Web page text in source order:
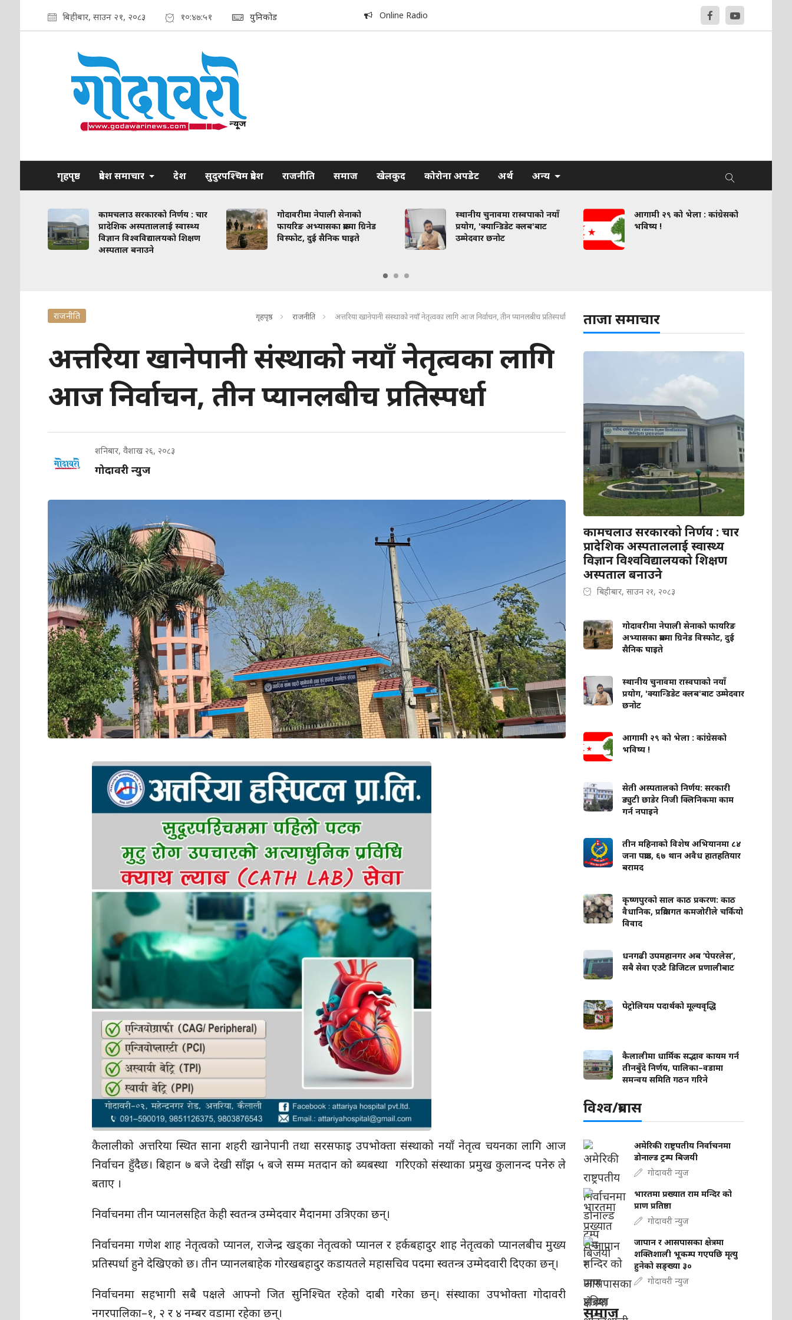
बिहीबार, साउन २१, २०८३ १०:४७:५२ युनिकोड Online Radio
गृहपृष्ठ प्रदेश समाचार देश सुदुरपश्चिम प्रदेश राजनीति समाज खेलकुद कोरोना अपडेट अर्थ अन्य
कामचलाउ सरकारको निर्णय : चार
प्रादेशिक अस्पताललाई स्वास्थ्य
विज्ञान विश्वविद्यालयको शिक्षण
अस्पताल बनाउने
गोदावरीमा नेपाली सेनाको
फायरिङ अभ्यासका क्रममा ग्रिनेड
विस्फोट, दुई सैनिक घाइते
स्थानीय चुनावमा रास्वपाको नयाँ
प्रयोग, 'क्यान्डिडेट क्लब'बाट
उम्मेदवार छनोट
आगामी २९ को भेला : कांग्रेसको
भविष्य !
राजनीति गृहपृष्ठ राजनीति अत्तरिया खानेपानी संस्थाको नयाँ नेतृत्वका लागि आज निर्वाचन, तीन प्यानलबीच प्रतिस्पर्धा
अत्तरिया खानेपानी संस्थाको नयाँ नेतृत्वका लागि
आज निर्वाचन, तीन प्यानलबीच प्रतिस्पर्धा
शनिबार, वैशाख २६, २०८३
गोदावरी न्युज
कैलालीको अत्तरिया स्थित साना शहरी खानेपानी तथा सरसफाइ उपभोक्ता संस्थाको नयाँ नेतृत्व चयनका लागि आज
निर्वाचन हुँदैछ। बिहान ७ बजे देखी साँझ ५ बजे सम्म मतदान को ब्यबस्था गरिएको संस्थाका प्रमुख कुलानन्द पनेरु ले
बताए ।
निर्वाचनमा तीन प्यानलसहित केही स्वतन्त्र उम्मेदवार मैदानमा उत्रिएका छन्।
निर्वाचनमा गणेश शाह नेतृत्वको प्यानल, राजेन्द्र खड्का नेतृत्वको प्यानल र हर्कबहादुर शाह नेतृत्वको प्यानलबीच मुख्य
प्रतिस्पर्धा हुने देखिएको छ। तीन प्यानलबाहेक गोरखबहादुर कडायतले महासचिव पदमा स्वतन्त्र उम्मेदवारी दिएका छन्।
निर्वाचनमा सहभागी सबै पक्षले आफ्नो जित सुनिश्चित रहेको दाबी गरेका छन्। संस्थाका उपभोक्ता गोदावरी
नगरपालिका–१, २ र ४ नम्बर वडामा रहेका छन्।
ताजा समाचार
कामचलाउ सरकारको निर्णय : चार
प्रादेशिक अस्पताललाई स्वास्थ्य
विज्ञान विश्वविद्यालयको शिक्षण
अस्पताल बनाउने
बिहीबार, साउन २१, २०८३
गोदावरीमा नेपाली सेनाको फायरिङ
अभ्यासका क्रममा ग्रिनेड विस्फोट, दुई
सैनिक घाइते
स्थानीय चुनावमा रास्वपाको नयाँ
प्रयोग, 'क्यान्डिडेट क्लब'बाट उम्मेदवार
छनोट
आगामी २९ को भेला : कांग्रेसको
भविष्य !
सेती अस्पतालको निर्णय: सरकारी
ड्युटी छाडेर निजी क्लिनिकमा काम
गर्न नपाइने
तीन महिनाको विशेष अभियानमा ८४
जना पक्राउ, ६७ थान अवैध हातहतियार
बरामद
कृष्णपुरको साल काठ प्रकरण: काठ
वैधानिक, प्रक्रियागत कमजोरीले चर्कियो
विवाद
धनगढी उपमहानगर अब ‘पेपरलेस’,
सबै सेवा एउटै डिजिटल प्रणालीबाट
पेट्रोलियम पदार्थको मूल्यवृद्धि
कैलालीमा धार्मिक सद्भाव कायम गर्न
तीनबुँदे निर्णय, पालिका–वडामा
समन्वय समिति गठन गरिने
विश्व/प्रबास
अमेरिकी राष्ट्रपतीय निर्वाचनमा
डोनाल्ड ट्रम्प बिजयी
गोदावरी न्युज
भारतमा प्रख्यात राम मन्दिर को
प्राण प्रतिष्ठा
गोदावरी न्युज
जापान र आसपासका क्षेत्रमा
शक्तिशाली भूकम्प गएपछि मृत्यु
हुनेको सङ्ख्या ३०
गोदावरी न्युज
समाज